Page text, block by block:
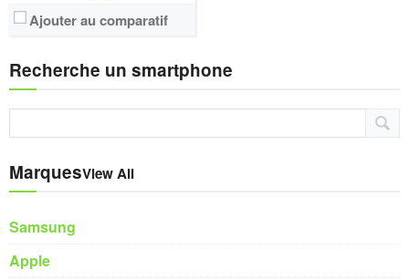
Ajouter au comparatif
Recherche un smartphone
MarquesView All
Samsung
Apple